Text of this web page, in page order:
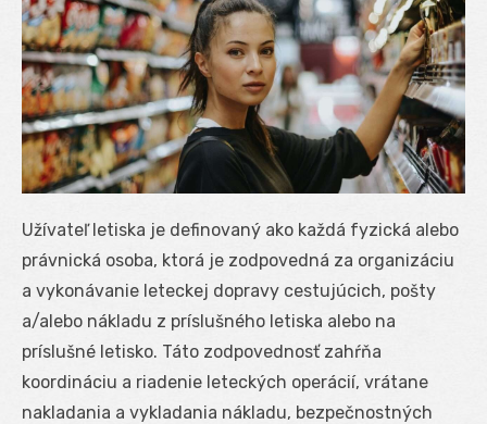
Užívateľ letiska je definovaný ako každá fyzická alebo
právnická osoba, ktorá je zodpovedná za organizáciu
a vykonávanie leteckej dopravy cestujúcich, pošty
a/alebo nákladu z príslušného letiska alebo na
príslušné letisko. Táto zodpovednosť zahŕňa
koordináciu a riadenie leteckých operácií, vrátane
nakladania a vykladania nákladu, bezpečnostných